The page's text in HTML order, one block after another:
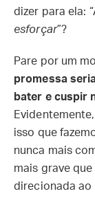
dizer para ela:
esforçar”?
Pare por um
promessa
bater e cuspir
isso que
nunca mais
mais grave
direcionada ao